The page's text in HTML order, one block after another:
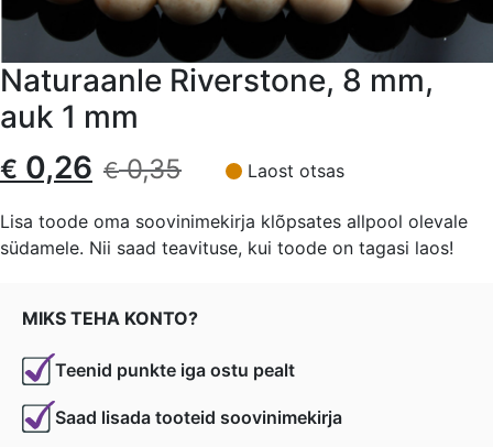
Naturaanle Riverstone, 8 mm,
auk 1 mm
€0,35
Algne
hind
oli:
€ 0,35.
€ 0,26
Current
price
is:
€ 0,26.
Laost otsas
Lisa toode oma soovinimekirja klõpsates allpool olevale
südamele. Nii saad teavituse, kui toode on tagasi laos!
MIKS TEHA KONTO?
Teenid punkte iga ostu pealt
Saad lisada tooteid soovinimekirja